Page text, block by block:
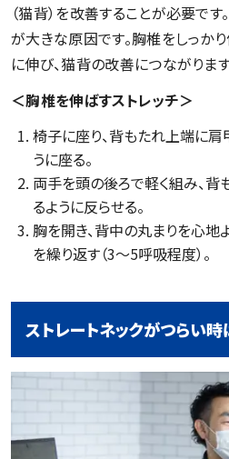
（猫背）を改善することが必要で
が大きな原因です。胸椎をしっか
に伸び、猫背の改善につながります
＜胸椎を伸ばすストレッチ＞
椅子に座り、背もたれ上端に
うに座る。
両手を頭の後ろで軽く組み、背
るように反らせる。
胸を開き、背中の丸まりを心地
を繰り返す（3〜5呼吸程度）。
ストレートネックがつらい時